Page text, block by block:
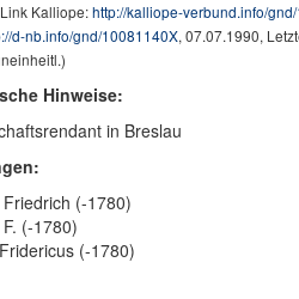
Kalliope:http://kalliope-verbund.info/
d-nb.info/gnd/10081140X, 07.07.1990,
Hinweise:
in Breslau
(-1780)
(-1780)
(-1780)